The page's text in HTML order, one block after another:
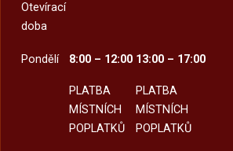
Otevírací
doba
Pondělí 8:00 – 12:00
PLATBA
MÍSTNÍCH
POPLATKŮ
13:00 – 17:00
PLATBA
MÍSTNÍCH
POPLATKŮ